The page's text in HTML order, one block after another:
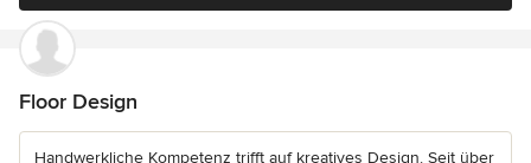
Floor Design
Handwerkliche Kompetenz trifft auf kreatives Design. Seit über